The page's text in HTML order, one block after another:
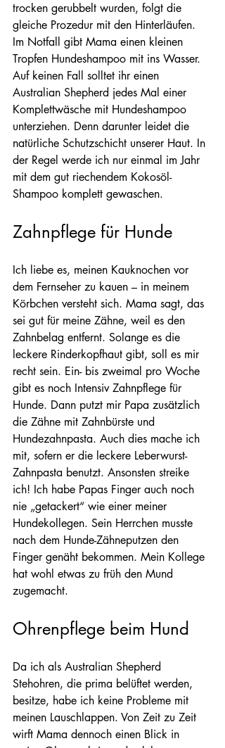
trocken gerubbelt wurden, folgt die
gleiche Prozedur mit den Hinterläufen.
Im Notfall gibt Mama einen kleinen
Tropfen Hundeshampoo mit ins Wasser.
Auf keinen Fall solltet ihr einen
Australian Shepherd jedes Mal einer
Komplettwäsche mit Hundeshampoo
unterziehen. Denn darunter leidet die
natürliche Schutzschicht unserer Haut. In
der Regel werde ich nur einmal im Jahr
mit dem gut riechendem Kokosöl-
Shampoo komplett gewaschen.
Zahnpflege für Hunde
Ich liebe es, meinen Kauknochen vor
dem Fernseher zu kauen – in meinem
Körbchen versteht sich. Mama sagt, das
sei gut für meine Zähne, weil es den
Zahnbelag entfernt. Solange es die
leckere Rinderkopfhaut gibt, soll es mir
recht sein. Ein- bis zweimal pro Woche
gibt es noch Intensiv Zahnpflege für
Hunde. Dann putzt mir Papa zusätzlich
die Zähne mit Zahnbürste und
Hundezahnpasta. Auch dies mache ich
mit, sofern er die leckere Leberwurst-
Zahnpasta benutzt. Ansonsten streike
ich! Ich habe Papas Finger auch noch
nie „getackert“ wie einer meiner
Hundekollegen. Sein Herrchen musste
nach dem Hunde-Zähneputzen den
Finger genäht bekommen. Mein Kollege
hat wohl etwas zu früh den Mund
zugemacht.
Ohrenpflege beim Hund
Da ich als Australian Shepherd
Stehohren, die prima belüftet werden,
besitze, habe ich keine Probleme mit
meinen Lauschlappen. Von Zeit zu Zeit
wirft Mama dennoch einen Blick in